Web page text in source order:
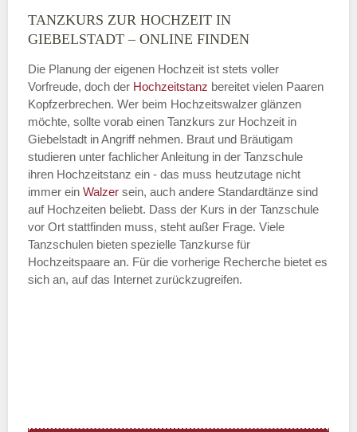
Montag
—
ÖFFNUNGSZEITEN HINZUFÜGEN
Dienstag
—
ÖFFNUNGSZEITEN HINZUFÜGEN
TANZKURS ZUR HOCHZEIT IN
GIEBELSTADT – ONLINE FINDEN
Die Planung der eigenen Hochzeit ist stets voller
Vorfreude, doch der Hochzeitstanz bereitet vielen Paaren
Kopfzerbrechen. Wer beim Hochzeitswalzer glänzen
möchte, sollte vorab einen Tanzkurs zur Hochzeit in
Giebelstadt in Angriff nehmen. Braut und Bräutigam
studieren unter fachlicher Anleitung in der Tanzschule
ihren Hochzeitstanz ein - das muss heutzutage nicht
immer ein Walzer sein, auch andere Standardtänze sind
auf Hochzeiten beliebt. Dass der Kurs in der Tanzschule
vor Ort stattfinden muss, steht außer Frage. Viele
Tanzschulen bieten spezielle Tanzkurse für
Hochzeitspaare an. Für die vorherige Recherche bietet es
sich an, auf das Internet zurückzugreifen.